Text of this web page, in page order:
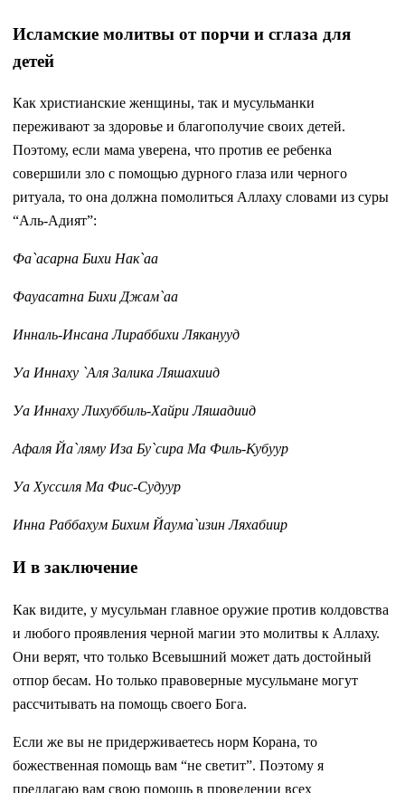
Исламские молитвы от порчи и сглаза для
детей
Как христианские женщины, так и мусульманки
переживают за здоровье и благополучие своих детей.
Поэтому, если мама уверена, что против ее ребенка
совершили зло с помощью дурного глаза или черного
ритуала, то она должна помолиться Аллаху словами из суры
“Аль-Адият”:
Фа`асарна Бихи Нак`аа
Фауасатна Бихи Джам`аа
Инналь-Инсана Лираббихи Ляканууд
Уа Иннаху `Аля Залика Ляшахиид
Уа Иннаху Лихуббиль-Хайри Ляшадиид
Афаля Йа`ляму Иза Бу`сира Ма Филь-Кубуур
Уа Хуссиля Ма Фис-Судуур
Инна Раббахум Бихим Йаума`изин Ляхабиир
И в заключение
Как видите, у мусульман главное оружие против колдовства
и любого проявления черной магии это молитвы к Аллаху.
Они верят, что только Всевышний может дать достойный
отпор бесам. Но только правоверные мусульмане могут
рассчитывать на помощь своего Бога.
Если же вы не придерживаетесь норм Корана, то
божественная помощь вам “не светит”. Поэтому я
предлагаю вам свою помощь в проведении всех